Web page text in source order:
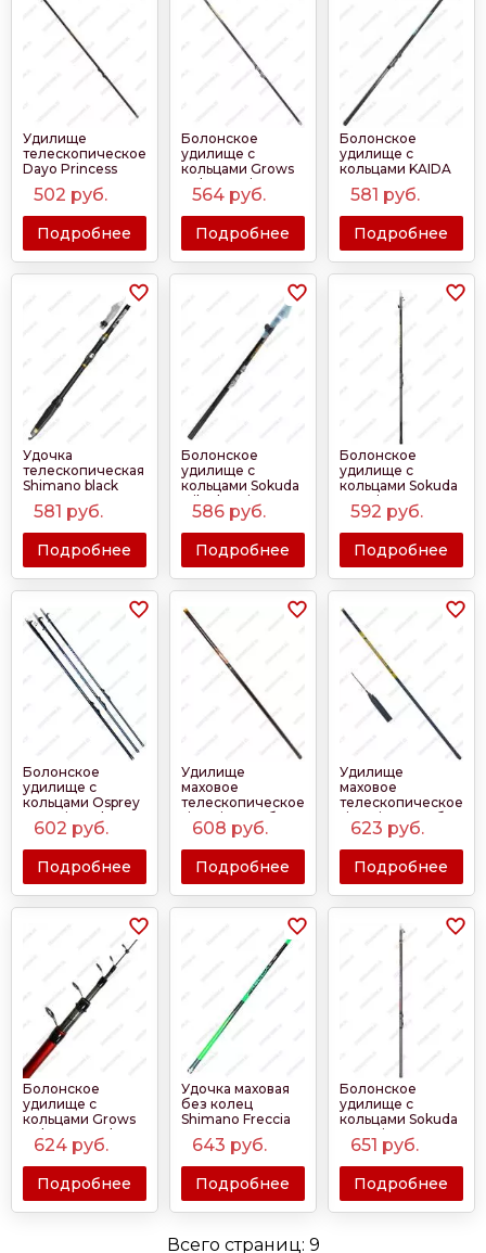
Удилище
телескопическое
Dayo Princess
502 руб.
Подробнее
Болонское
удилище с
кольцами Grows
Culture Princess
4-7м
564 руб.
Подробнее
Болонское
удилище с
кольцами KAIDA
RANGER 4м - 6м
581 руб.
Подробнее
Удочка
телескопическая
Shimano black
581 руб.
Подробнее
Болонское
удилище с
кольцами Sokuda
Mikado Princess
short
586 руб.
Подробнее
Болонское
удилище с
кольцами Sokuda
Freccia
592 руб.
Подробнее
Болонское
удилище с
кольцами Osprey
Genetic Trabucco
TSH-012 4м-7м
602 руб.
Подробнее
Удилище
маховое
телескопическое
Jin Tai G611B без
колец 4м-7м 10-
40гр
608 руб.
Подробнее
Удилище
маховое
телескопическое
Jin Tai G607B без
колец 4м-7м 10-
40гр
623 руб.
Подробнее
Болонское
удилище с
кольцами Grows
Culture Mamba
4м-6м 5-25гр
Красный
624 руб.
Подробнее
Удочка маховая
без колец
Shimano Freccia
643 руб.
Подробнее
Болонское
удилище с
кольцами Sokuda
Genetic TLS
651 руб.
Подробнее
Всего страниц: 9